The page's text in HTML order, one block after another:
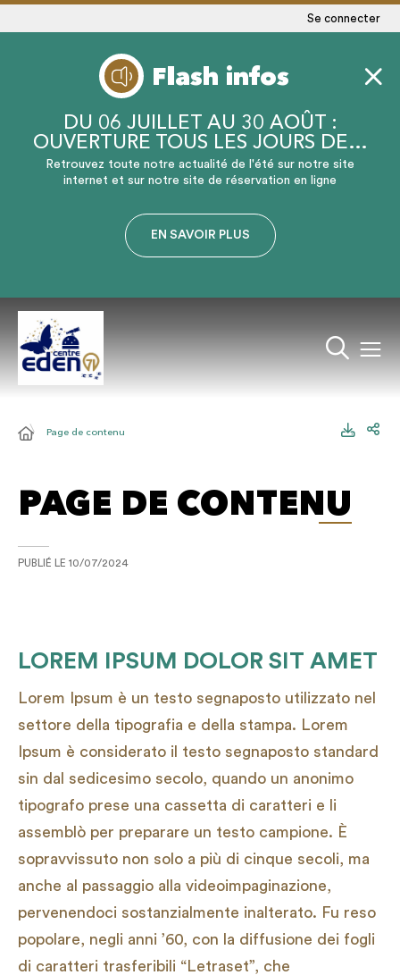
Se connecter
Flash infos
DU 06 JUILLET AU 30 AOÛT :
OUVERTURE TOUS LES JOURS DE…
Retrouvez toute notre actualité de l'été sur notre site
internet et sur notre site de réservation en ligne
EN SAVOIR PLUS
Page de contenu
PAGE DE CONTENU
PUBLIÉ LE 10/07/2024
LOREM IPSUM DOLOR SIT AMET
Lorem Ipsum è un testo segnaposto utilizzato nel
settore della tipografia e della stampa. Lorem
Ipsum è considerato il testo segnaposto standard
sin dal sedicesimo secolo, quando un anonimo
tipografo prese una cassetta di caratteri e li
assemblò per preparare un testo campione. È
sopravvissuto non solo a più di cinque secoli, ma
anche al passaggio alla videoimpaginazione,
pervenendoci sostanzialmente inalterato. Fu reso
popolare, negli anni ’60, con la diffusione dei fogli
di caratteri trasferibili “Letraset”, che